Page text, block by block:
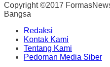
Copyright ©2017
Bangsa
Redaksi
Kontak Kami
Tentang Kami
Pedoman Media Siber